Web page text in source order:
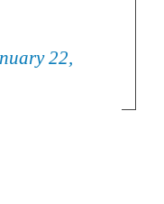
22,